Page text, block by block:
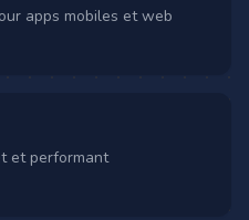
apps mobiles et web
et performant